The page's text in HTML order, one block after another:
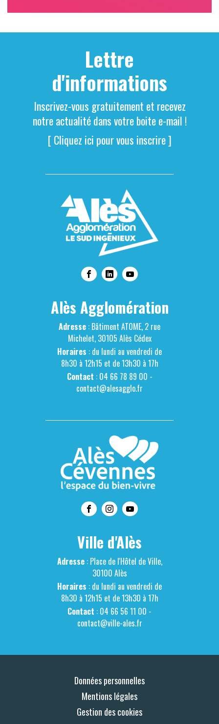
Lettre
d'informations
Inscrivez-vous gratuitement et recevez
notre actualité dans votre boite e-mail !
[ Cliquez ici pour vous inscrire ]
Alès Agglomération
Adresse : Bâtiment ATOME, 2 rue
Michelet, 30105 Alès Cédex
Horaires : du lundi au vendredi de
8h30 à 12h15 et de 13h30 à 17h
Contact : 04 66 78 89 00 -
contact@alesagglo.fr
Ville d'Alès
Adresse: Place de l'Hôtel de Ville,
30100 Alès
Horaires : du lundi au vendredi de
8h30 à 12h15 et de 13h30 à 17h
Contact : 04 66 56 11 00 -
contact@ville-ales.fr
Données personnelles
Mentions légales
Gestion des cookies